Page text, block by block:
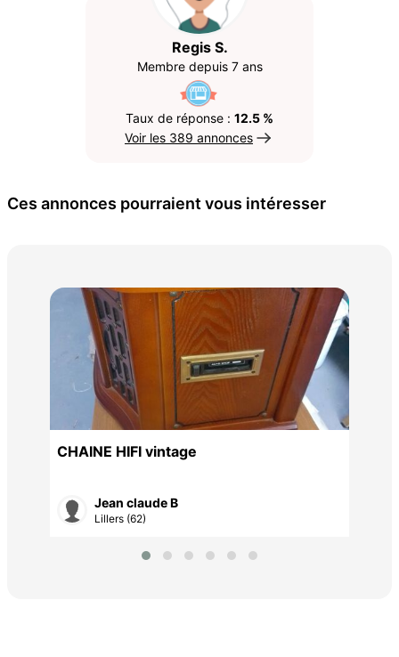
Regis S.
Membre depuis 7 ans
Taux de réponse : 12.5 %
Voir les 389 annonces
Ces annonces pourraient vous intéresser
CHAINE HIFI vintage
Jean claude B
Lillers (62)